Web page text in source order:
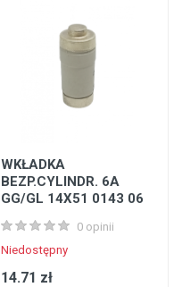
WKŁADKA
BEZP.CYLINDR. 6A
GG/GL 14X51 0143 06
0 opinii
Niedostępny
14.71 zł